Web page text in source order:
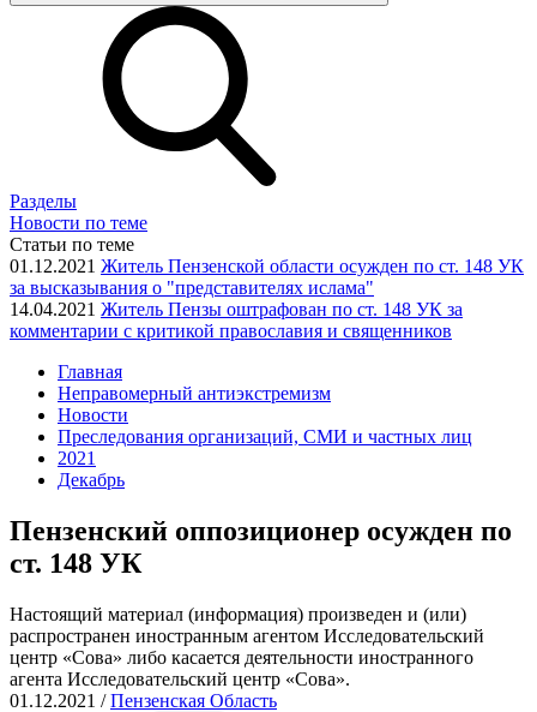
Разделы
Новости по теме
Статьи по теме
01.12.2021 Житель Пензенской области осужден по ст. 148 УК
за высказывания о "представителях ислама"
14.04.2021 Житель Пензы оштрафован по ст. 148 УК за
комментарии с критикой православия и священников
Главная
Неправомерный антиэкстремизм
Новости
Преследования организаций, СМИ и частных лиц
2021
Декабрь
Пензенский оппозиционер осужден по
ст. 148 УК
Настоящий материал (информация) произведен и (или)
распространен иностранным агентом Исследовательский
центр «Сова» либо касается деятельности иностранного
агента Исследовательский центр «Сова».
01.12.2021 /Пензенская Область